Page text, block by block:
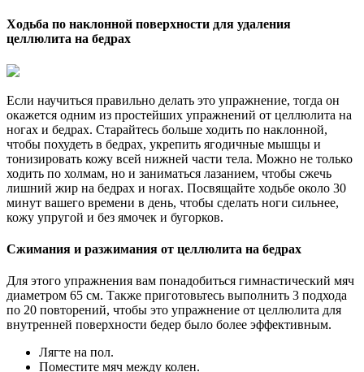
Ходьба по наклонной поверхности для удаления
целлюлита на бедрах
Если научиться правильно делать это упражнение, тогда он
окажется одним из простейших упражнений от целлюлита на
ногах и бедрах. Старайтесь больше ходить по наклонной,
чтобы похудеть в бедрах, укрепить ягодичные мышцы и
тонизировать кожу всей нижней части тела. Можно не только
ходить по холмам, но и заниматься лазанием, чтобы сжечь
лишний жир на бедрах и ногах. Посвящайте ходьбе около 30
минут вашего времени в день, чтобы сделать ноги сильнее,
кожу упругой и без ямочек и бугорков.
Сжимания и разжимания от целлюлита на бедрах
Для этого упражнения вам понадобиться гимнастический мяч
диаметром 65 см. Также приготовьтесь выполнить 3 подхода
по 20 повторений, чтобы это упражнение от целлюлита для
внутренней поверхности бедер было более эффективным.
Лягте на пол.
Поместите мяч между колен.